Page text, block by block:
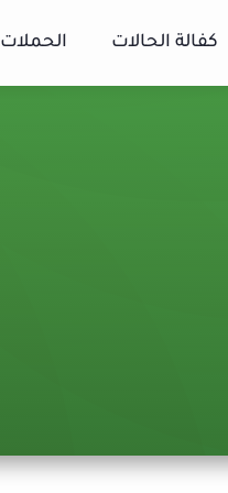
كفالة الحالات الحملات